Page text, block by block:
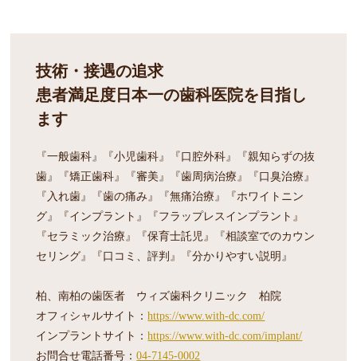
技術・接遇の追求
患者満足度日本一の歯科医院を目指し
ます
『一般歯科』『小児歯科』『口腔外科』『親知らずの抜
歯』『矯正歯科』『審美』『歯周病治療』『口臭治療』
『入れ歯』『歯の痛み』『無痛治療』『ホワイトニン
グ』『インプラント』『フラップレスインプラント』
『セラミック治療』『保育士託児』『相談室でのカウン
セリング』『口コミ、評判』『分かりやすい説明』
柏、南柏の歯医者 ウィズ歯科クリニック 柏院
オフィシャルサイト：https://www.with-dc.com/
インプラントサイト：https://www.with-dc.com/implant/
お問合せ電話番号：04-7145-0002